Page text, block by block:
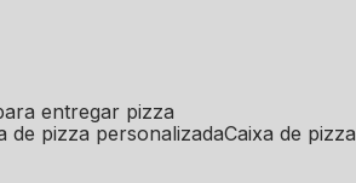
entregar pizza
de pizza personalizada caixa de pizza